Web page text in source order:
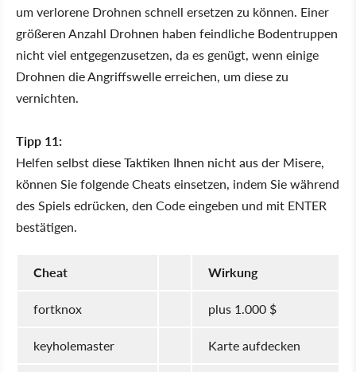
um verlorene Drohnen schnell ersetzen zu können. Einer
größeren Anzahl Drohnen haben feindliche Bodentruppen
nicht viel entgegenzusetzen, da es genügt, wenn einige
Drohnen die Angriffswelle erreichen, um diese zu
vernichten.
Tipp 11:
Helfen selbst diese Taktiken Ihnen nicht aus der Misere,
können Sie folgende Cheats einsetzen, indem Sie während
des Spiels edrücken, den Code eingeben und mit ENTER
bestätigen.
Cheat
Wirkung
fortknox
plus 1.000 $
keyholemaster
Karte aufdecken